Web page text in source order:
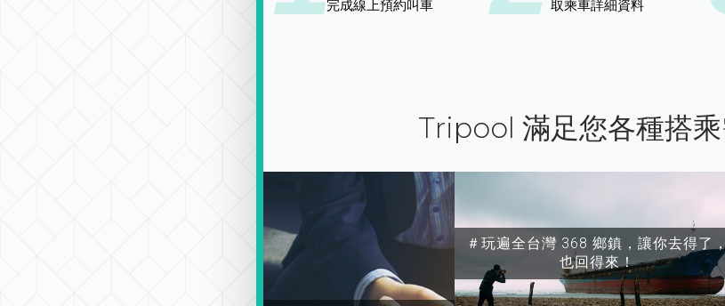
完成線上預約叫車
取乘車詳細資料
Tripool 滿足您各種搭
＃玩遍全台灣 368 鄉鎮，讓你去得了，
也回得來！